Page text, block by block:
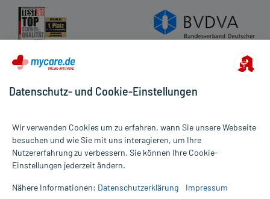
Alle Preise gelten inkl. MwSt., ggf. zzgl. Versandkosten
Informationen auf dieser Website werden ausschließlich für
die Untersuchung und Behandlung durch einen Arzt. Bitte
Datenschutz- und Cookie-Einstellungen
Wir verwenden Cookies um zu erfahren, wann Sie unsere Webseite
besuchen und wie Sie mit uns interagieren, um Ihre
Nutzererfahrung zu verbessern. Sie können Ihre Cookie-
Einstellungen jederzeit ändern.
Nähere Informationen: Datenschutzerklärung Impressum